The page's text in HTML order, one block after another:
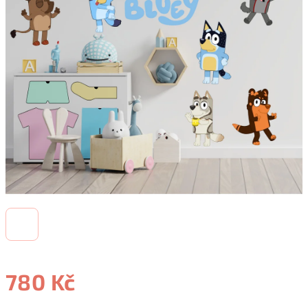
780 Kč